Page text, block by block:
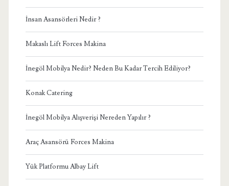
İnsan Asansörleri Nedir ?
Makaslı Lift Forces Makina
İnegöl Mobilya Nedir? Neden Bu Kadar Tercih Ediliyor?
Konak Catering
İnegöl Mobilya Alışverişi Nereden Yapılır ?
Araç Asansörü Forces Makina
Yük Platformu Albay Lift